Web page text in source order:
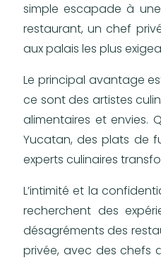
simple escapade à
restaurant, un chef
aux palais les plus
Le principal avantage
ce sont des artistes
alimentaires et envies.
Yucatan, des plats de
experts culinaires
L’intimité et la
recherchent des
désagréments des
privée, avec des chefs